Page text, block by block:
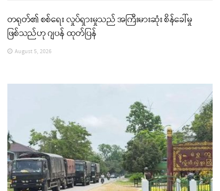
တရုတ်၏ စစ်ရေး လှုပ်ရှားမှုသည် အကြီးမားဆုံး စိန်ခေါ်မှု
ဖြစ်သည်ဟု ဂျပန် ထုတ်ပြန်
August 5, 2026